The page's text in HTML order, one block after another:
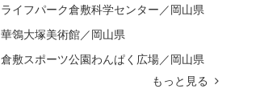
ライフパーク倉敷科学センター／岡山県
華鴒大塚美術館／岡山県
倉敷スポーツ公園わんぱく広場／岡山県
もっと見る